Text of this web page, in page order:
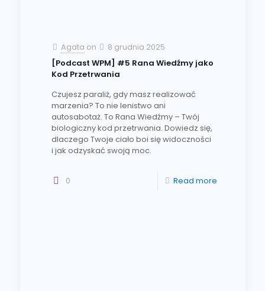
Agata on
8 grudnia 2025
[Podcast WPM] #5 Rana Wiedźmy jako
Kod Przetrwania
Czujesz paraliż, gdy masz realizować
marzenia? To nie lenistwo ani
autosabotaż. To Rana Wiedźmy – Twój
biologiczny kod przetrwania. Dowiedz się,
dlaczego Twoje ciało boi się widoczności
i jak odzyskać swoją moc.
0 Read more